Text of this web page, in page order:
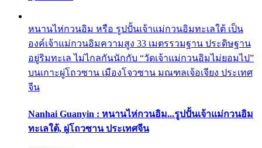
หนานไห่กวนอิม หรือ รูปปั้นเจ้าแม่กวนอิมทะเลใต้ เป็น
องค์เจ้าแม่กวนอิมความสูง 33 เมตรรวมฐาน ประดิษฐาน
อยู่ริมทะเล ไม่ไกลกันนักกับ “วัดเจ้าแม่กวนอิมไม่ยอมไป”
บนเกาะผู่โถวซาน เมืองโจวซาน มณฑลเจ้อเจียง ประเทศ
จีน
Nanhai Guanyin : หนานไห่กวนอิม...รูปปั้นเจ้าแม่กวนอิม
ทะเลใต้, ผู่โถวซาน ประเทศจีน